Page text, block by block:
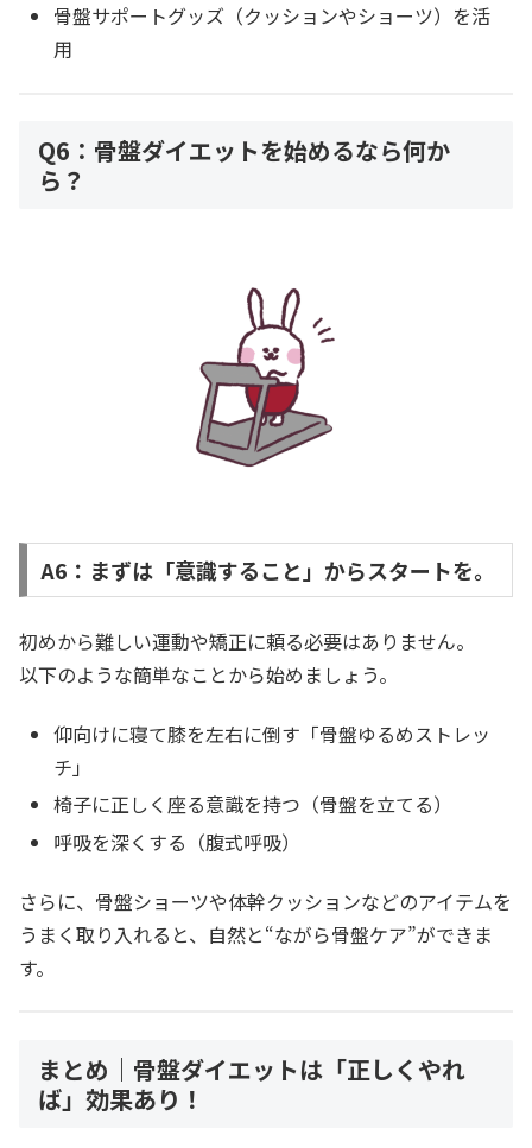
骨盤サポートグッズ（クッションやショーツ）を活
用
Q6：骨盤ダイエットを始めるなら何か
ら？
A6：まずは「意識すること」からスタートを。
初めから難しい運動や矯正に頼る必要はありません。
以下のような簡単なことから始めましょう。
仰向けに寝て膝を左右に倒す「骨盤ゆるめストレッ
チ」
椅子に正しく座る意識を持つ（骨盤を立てる）
呼吸を深くする（腹式呼吸）
さらに、骨盤ショーツや体幹クッションなどのアイテムを
うまく取り入れると、自然と“ながら骨盤ケア”ができま
す。
まとめ｜骨盤ダイエットは「正しくやれ
ば」効果あり！